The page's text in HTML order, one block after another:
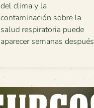
del clima y la
contaminación sobre la
salud respiratoria puede
aparecer semanas después